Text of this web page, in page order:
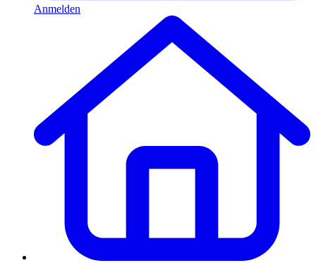
Anmelden